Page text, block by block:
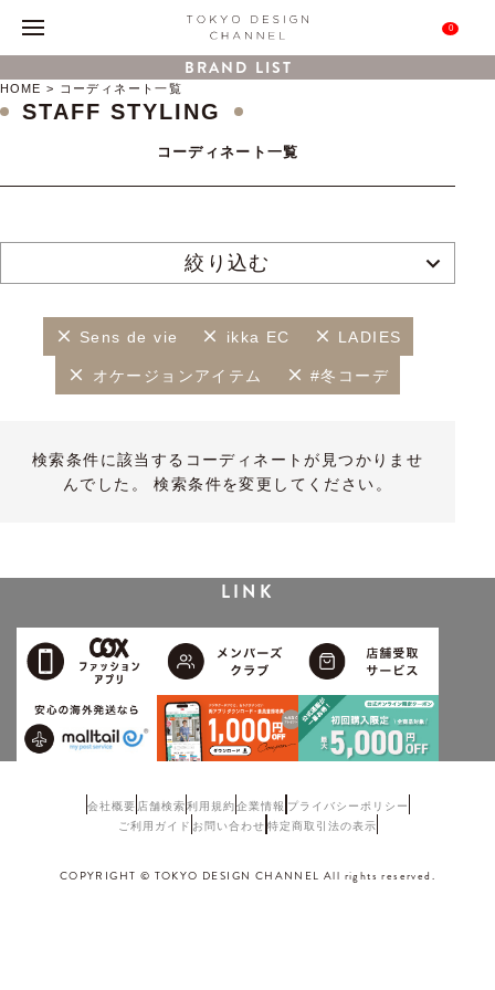
0
BRAND LIST
HOME コーディネート一覧
STAFF STYLING
コーディネート一覧
絞り込む
Sens de vie ikka EC LADIES
オケージョンアイテム #冬コーデ
検索条件に該当するコーディネートが見つかりませ
んでした。 検索条件を変更してください。
LINK
会社概要 店舗検索利用規約企業情報 プライバシーポリシー
ご利用ガイド お問い合わせ 特定商取引法の表示
COPYRIGHT © TOKYO DESIGN CHANNEL All rights reserved.